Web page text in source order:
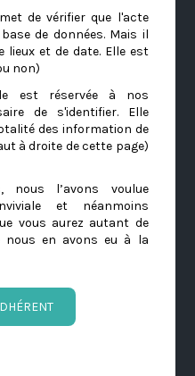
de vérifier que l'acte
de données. Mais il
lieux et de date. Elle est
non)
est réservée à nos
de s'identifier. Elle
des information de
à droite de cette page)
nous l’avons voulue
et néanmoins
vous aurez autant de
en avons eu à la